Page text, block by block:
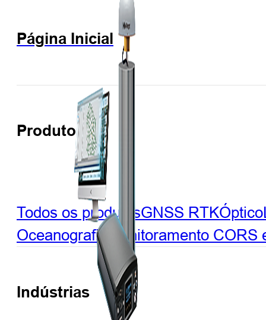
Página Inicial
Produtos
Todos os produtosGNSS RTKÓptico
Oceanografia
Monitoramento CORS
Indústrias